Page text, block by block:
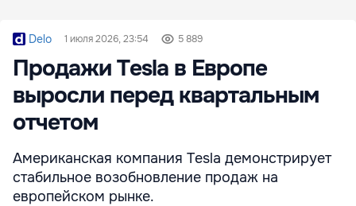
Delo 1 июля 2026, 23:54 5 889
Продажи Tesla в Европе
выросли перед квартальным
отчетом
Американская компания Tesla демонстрирует
стабильное возобновление продаж на
европейском рынке.